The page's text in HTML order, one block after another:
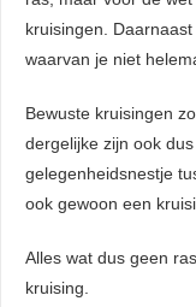
kruisingen.
waarvan je niet
Bewuste kruisingen
dergelijke zijn ook
gelegenheidsnestje
ook gewoon een
Alles wat dus geen
kruising.